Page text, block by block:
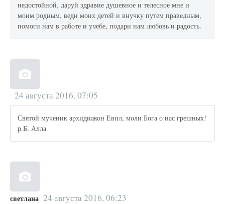
недостойной, даруй здравие душевное и телесное мне и
моим родным, веди моих детей и внучку путем праведным,
помоги нам в работе и учебе, подари нам любовь и радость.
24 августа 2016, 07:05
Святой мученик архидиакон Евпл, моли Бога о нас грешных!
р.Б. Алла
светлана 24 августа 2016, 06:23